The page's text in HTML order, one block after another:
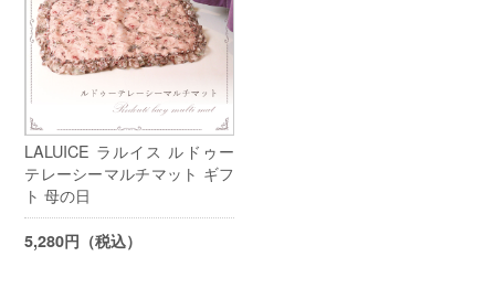
LALUICE ラルイス ルドゥー
テレーシーマルチマット ギフ
ト 母の日
5,280円（税込）